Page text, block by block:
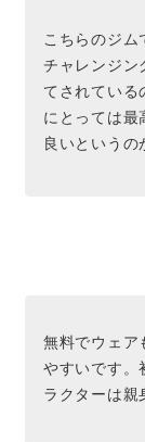
こちらのジム
チャレンジン
てされている
にとっては最
良いというの
無料でウェア
やすいです。
ラクターは親